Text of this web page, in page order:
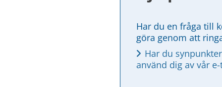
Har du en fråga till
göra genom att
Har du
använd dig av vår